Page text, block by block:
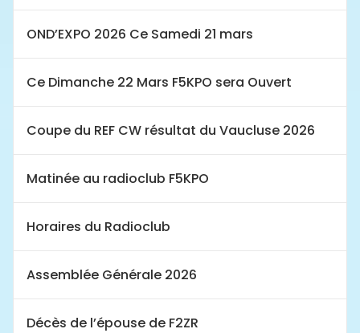
OND’EXPO 2026 Ce Samedi 21 mars
Ce Dimanche 22 Mars F5KPO sera Ouvert
Coupe du REF CW résultat du Vaucluse 2026
Matinée au radioclub F5KPO
Horaires du Radioclub
Assemblée Générale 2026
Décès de l’épouse de F2ZR